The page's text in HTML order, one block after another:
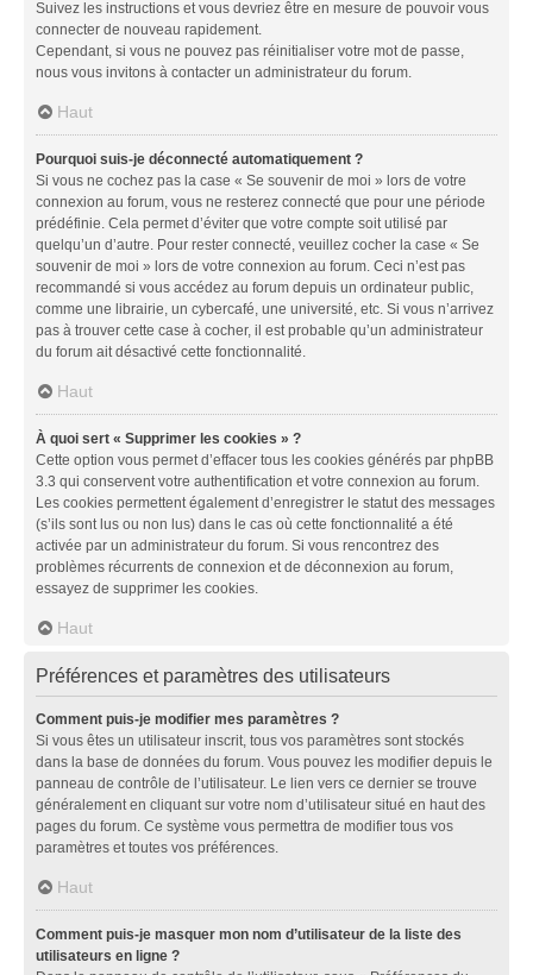
Suivez les instructions et vous devriez être en mesure de pouvoir vous
connecter de nouveau rapidement.
Cependant, si vous ne pouvez pas réinitialiser votre mot de passe,
nous vous invitons à contacter un administrateur du forum.
Haut
Pourquoi suis-je déconnecté automatiquement ?
Si vous ne cochez pas la case « Se souvenir de moi » lors de votre
connexion au forum, vous ne resterez connecté que pour une période
prédéfinie. Cela permet d’éviter que votre compte soit utilisé par
quelqu’un d’autre. Pour rester connecté, veuillez cocher la case « Se
souvenir de moi » lors de votre connexion au forum. Ceci n’est pas
recommandé si vous accédez au forum depuis un ordinateur public,
comme une librairie, un cybercafé, une université, etc. Si vous n’arrivez
pas à trouver cette case à cocher, il est probable qu’un administrateur
du forum ait désactivé cette fonctionnalité.
Haut
À quoi sert « Supprimer les cookies » ?
Cette option vous permet d’effacer tous les cookies générés par phpBB
3.3 qui conservent votre authentification et votre connexion au forum.
Les cookies permettent également d’enregistrer le statut des messages
(s’ils sont lus ou non lus) dans le cas où cette fonctionnalité a été
activée par un administrateur du forum. Si vous rencontrez des
problèmes récurrents de connexion et de déconnexion au forum,
essayez de supprimer les cookies.
Haut
Préférences et paramètres des utilisateurs
Comment puis-je modifier mes paramètres ?
Si vous êtes un utilisateur inscrit, tous vos paramètres sont stockés
dans la base de données du forum. Vous pouvez les modifier depuis le
panneau de contrôle de l’utilisateur. Le lien vers ce dernier se trouve
généralement en cliquant sur votre nom d’utilisateur situé en haut des
pages du forum. Ce système vous permettra de modifier tous vos
paramètres et toutes vos préférences.
Haut
Comment puis-je masquer mon nom d’utilisateur de la liste des
utilisateurs en ligne ?